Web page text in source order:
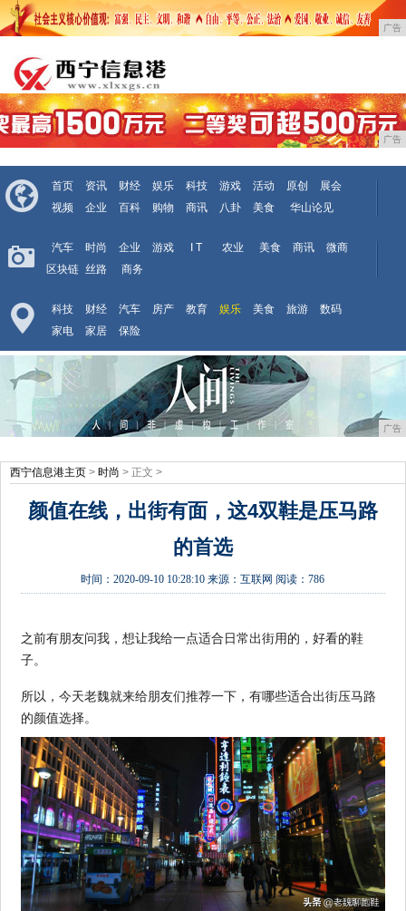
广告
广告
首页 资讯 财经 娱乐 科技 游戏 活动 原创
展会
视频
企业 百科 购物 商讯 八卦 美食 华山论见
汽车 时尚 企业 游戏 I T 农业 美食 商讯
微商
区块链 丝路 商务
科技 财经 汽车 房产 教育 娱乐 美食 旅游
数码
家电
家居 保险
广告
西宁信息港主页 > 时尚 > 正文 >
颜值在线，出街有面，这4双鞋是压马路
的首选
时间：2020-09-10 10:28:10 来源：互联网 阅读：786
之前有朋友问我，想让我给一点适合日常出街用的，好看的鞋
子。
所以，今天老魏就来给朋友们推荐一下，有哪些适合出街压马路
的颜值选择。